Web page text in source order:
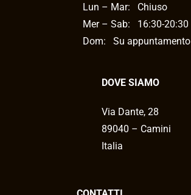
Lun – Mar:
Chiuso
Mer – Sab:
16:30-20:30
Dom: Su appuntamento
DOVE SIAMO
Via Dante, 28
89040 – Camini
Italia